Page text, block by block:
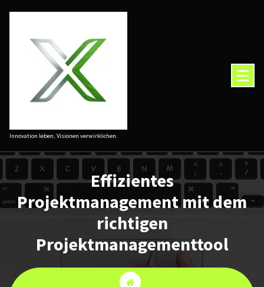
Innovation leben, Visionen verwirklichen.
Effizientes
Projektmanagement mit dem
richtigen
Projektmanagementtool